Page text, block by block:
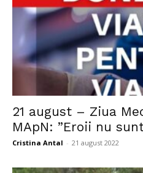
21 august – Ziua
MApN: ”Eroii nu
Cristina Antal - 21 august 2022